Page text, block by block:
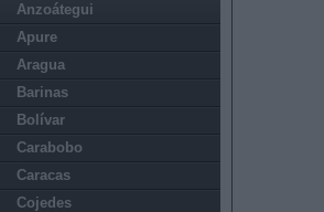
Anzoátegui
Apure
Aragua
Barinas
Bolívar
Carabobo
Caracas
Cojedes